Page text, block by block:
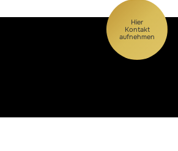
Hier
Kontakt
aufnehmen